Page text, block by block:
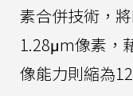
素合併技術，
1.28μm像素，
像能力則縮為